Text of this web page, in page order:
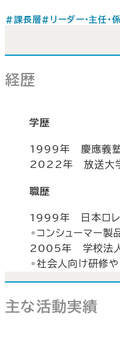
#課長層 #リーダー・主任・
経歴
学歴
1999年 慶應義塾
2022年 放送大学
職歴
1999年 日本ロレ
コンシューマー製
2005年 学校法人
社会人向け研修や
主な活動実績